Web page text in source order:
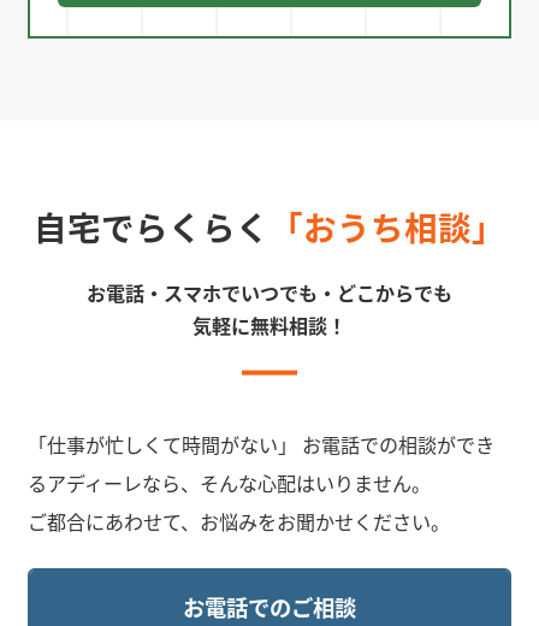
自宅でらくらく 「おうち相談」
お電話・スマホでいつでも・どこからでも
気軽に無料相談！
「仕事が忙しくて時間がない」 お電話での相談ができ
るアディーレなら、そんな心配はいりません。
ご都合にあわせて、お悩みをお聞かせください。
お電話でのご相談